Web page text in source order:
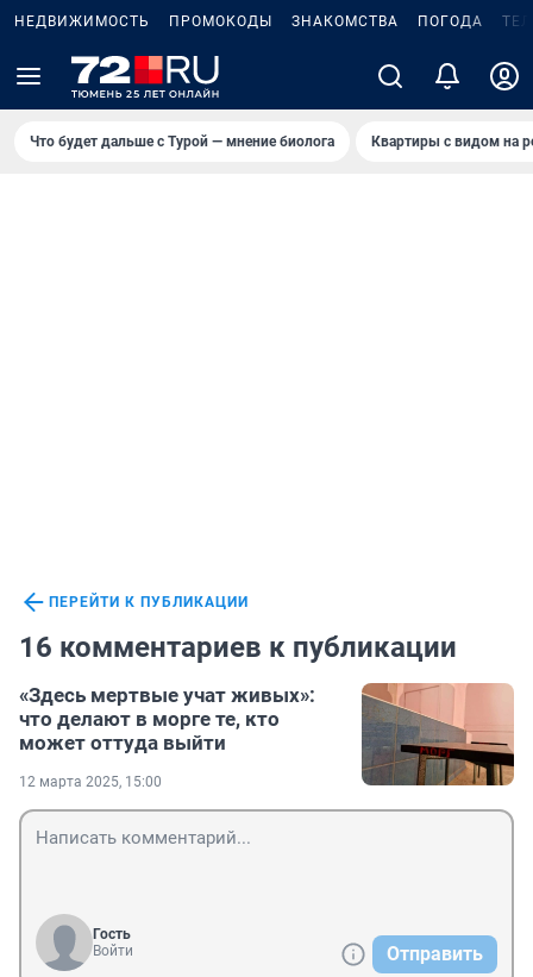
НЕДВИЖИМОСТЬ ПРОМОКОДЫ ЗНАКОМСТВА ПОГОДА
Что будет дальше с Турой — мнение биолога Квартиры с видом на
ПЕРЕЙТИ К ПУБЛИКАЦИИ
16 комментариев к публикации
«Здесь мертвые учат живых»:
что делают в морге те, кто
может оттуда выйти
12 марта 2025, 15:00
Гость
Войти
Отправить